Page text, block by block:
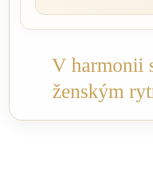
V harmonii
ženským